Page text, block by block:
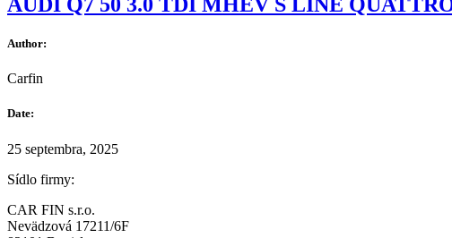
Author:
Carfin
Date:
25 septembra, 2025
Sídlo firmy:
CAR FIN s.r.o.
Nevädzová 17211/6F